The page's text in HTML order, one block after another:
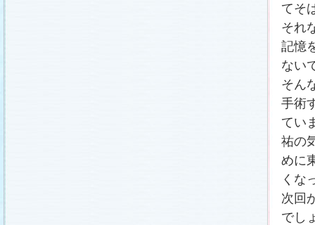
てそ
それ
記憶
ない
そん
手術
てい
祐の
めに
くな
次回
でし